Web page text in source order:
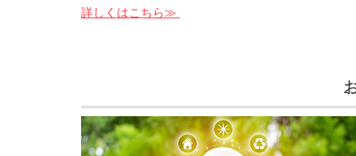
詳しくはこちら≫